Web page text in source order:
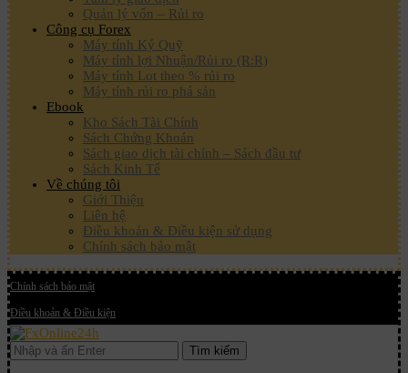
Quản lý vốn – Rủi ro
Công cụ Forex
Máy tính Ký Quỹ
Máy tính lợi Nhuận/Rủi ro (R:R)
Máy tính Lot theo % rủi ro
Máy tính rủi ro phá sản
Ebook
Kho Sách Tài Chính
Sách Chứng Khoán
Sách giao dịch tài chính – Sách đầu tư
Sách Kinh Tế
Về chúng tôi
Giới Thiệu
Liên hệ
Điều khoản & Điều kiện sử dụng
Chính sách bảo mật
Chính sách bảo mật
Điều khoản & Điều kiện
Tìm kiếm